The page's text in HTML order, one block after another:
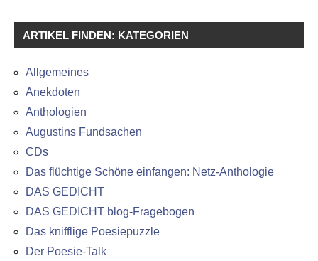
ARTIKEL FINDEN: KATEGORIEN
Allgemeines
Anekdoten
Anthologien
Augustins Fundsachen
CDs
Das flüchtige Schöne einfangen: Netz-Anthologie
DAS GEDICHT
DAS GEDICHT blog-Fragebogen
Das knifflige Poesiepuzzle
Der Poesie-Talk